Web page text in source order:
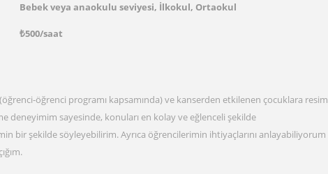
Bebek veya anaokulu seviyesi, İlkokul, Ortaokul
₺500/saat
öğrenci programı kapsamında) ve kanserden etkilenen çocuklara resim
deneyimim sayesinde, konuları en kolay ve eğlenceli şekilde
bir şekilde söyleyebilirim. Ayrıca öğrencilerimin ihtiyaçlarını anlayabiliyorum